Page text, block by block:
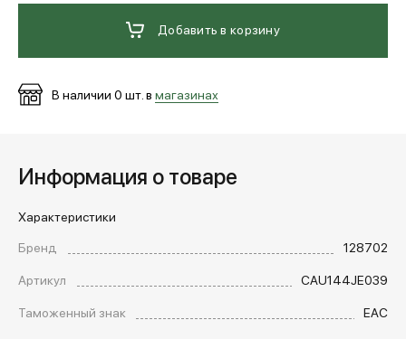
Добавить в корзину
В наличии 0 шт. в магазинах
Информация о товаре
Характеристики
Бренд
128702
Артикул
CAU144JE039
Таможенный знак
EAC